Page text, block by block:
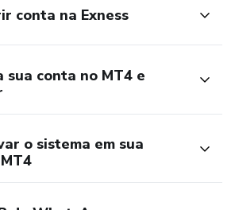
conta na Exness
sua conta no MT4 e
o sistema em sua